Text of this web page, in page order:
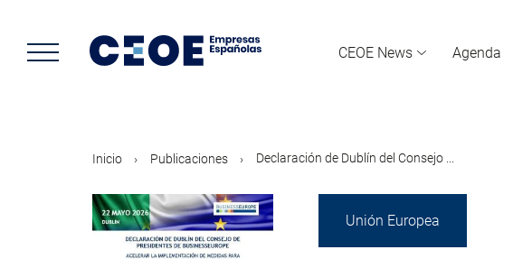
contenido
principal
CEOE News Agenda
Inicio Publicaciones Declaración de Dublín del Consejo ...
Unión Europea